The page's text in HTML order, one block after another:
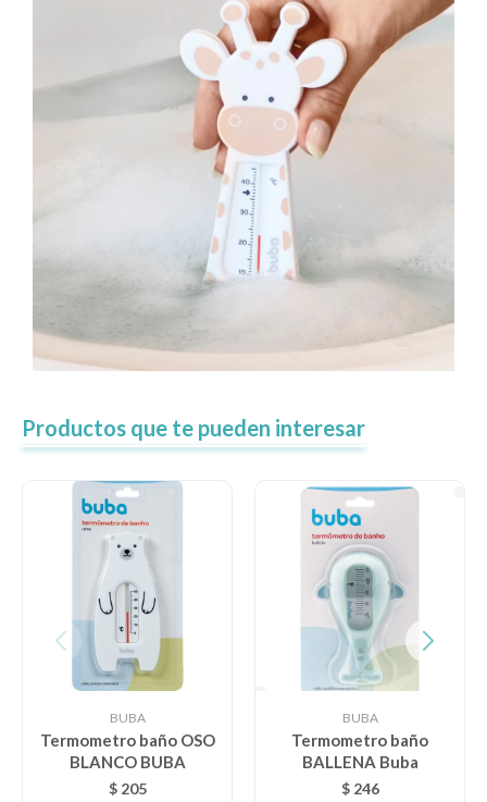
Productos que te pueden interesar
BUBA
Termometro baño OSO
BLANCO BUBA
$ 205
BUBA
Termometro baño
BALLENA Buba
$ 246